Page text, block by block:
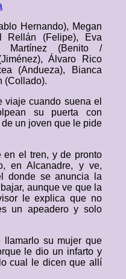
Hernando), Megan
Rellán (Felipe), Eva
Martínez (Benito /
Álvaro Rico
(Andueza), Bianca
(Collado).
viaje cuando suena el
su puerta con
un joven que le pide
en el tren, y de pronto
en Alcanadre, y ve,
donde se anuncia la
aunque ve que la
le explica que no
un apeadero y solo
su mujer que
le dio un infarto y
cual le dicen que allí